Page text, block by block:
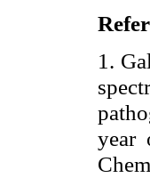
1.
year